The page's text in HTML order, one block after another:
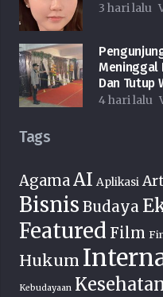
3 hari lalu
Meninggal
Dan Tutup
4 hari lalu
Tags
AgamaAI Aplikasi
Bisnis Budaya
Featured Film
Hukum
Kebudayaan